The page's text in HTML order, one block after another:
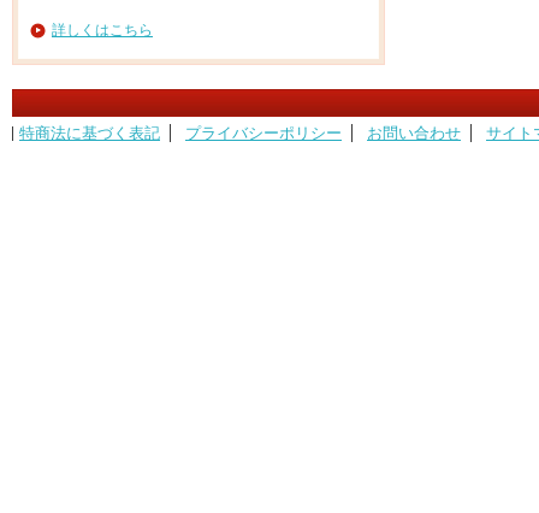
詳しくはこちら
特商法に基づく表記 プライバシーポリシー お問い合わせ サイト